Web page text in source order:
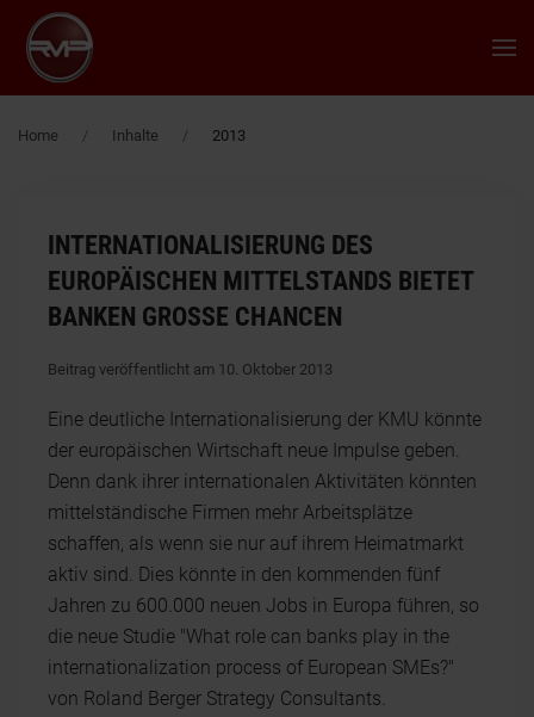
Zum Hauptinhalt springen
Home Inhalte 2013
INTERNATIONALISIERUNG DES
EUROPÄISCHEN MITTELSTANDS BIETET
BANKEN GROSSE CHANCEN
Beitrag veröffentlicht am 10. Oktober 2013
Eine deutliche Internationalisierung der KMU könnte
der europäischen Wirtschaft neue Impulse geben.
Denn dank ihrer internationalen Aktivitäten könnten
mittelständische Firmen mehr Arbeitsplätze
schaffen, als wenn sie nur auf ihrem Heimatmarkt
aktiv sind. Dies könnte in den kommenden fünf
Jahren zu 600.000 neuen Jobs in Europa führen, so
die neue Studie "What role can banks play in the
internationalization process of European SMEs?"
von Roland Berger Strategy Consultants.